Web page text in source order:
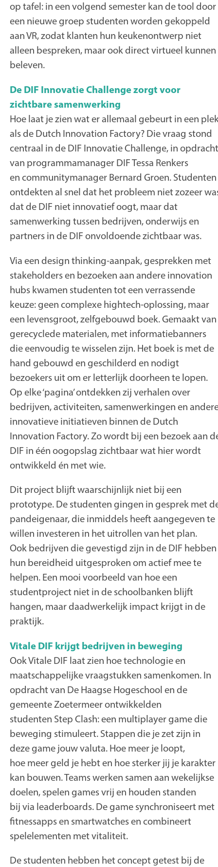
op tafel: in een volgend semester kan de tool door
een nieuwe groep studenten worden gekoppeld
aan VR, zodat klanten hun keukenontwerp niet
alleen bespreken, maar ook direct virtueel kunnen
beleven.
De DIF Innovatie Challenge zorgt voor
zichtbare samenwerking
Hoe laat je zien wat er allemaal gebeurt in een
als de Dutch Innovation Factory? Die vraag stond
centraal in de DIF Innovatie Challenge, in opdracht
van programmamanager DIF Tessa Renkers
en communitymanager Bernard Groen. Studenten
ontdekten al snel dat het probleem niet zozeer
dat de DIF niet innovatief oogt, maar dat
samenwerking tussen bedrijven, onderwijs en
partners in de DIF onvoldoende zichtbaar was.
Via een design thinking-aanpak, gesprekken met
stakeholders en bezoeken aan andere innovation
hubs kwamen studenten tot een verrassende
keuze: geen complexe hightech-oplossing, maar
een levensgroot, zelfgebouwd boek. Gemaakt van
gerecyclede materialen, met informatiebanners
die eenvoudig te wisselen zijn. Het boek is met de
hand gebouwd en geschilderd en nodigt
bezoekers uit om er letterlijk doorheen te lopen.
Op elke ‘pagina’ ontdekken zij verhalen over
bedrijven, activiteiten, samenwerkingen en
innovatieve initiatieven binnen de Dutch
Innovation Factory. Zo wordt bij een bezoek aan
DIF in één oogopslag zichtbaar wat hier wordt
ontwikkeld én met wie.
Dit project blijft waarschijnlijk niet bij een
prototype. De studenten gingen in gesprek met
pandeigenaar, die inmiddels heeft aangegeven te
willen investeren in het uitrollen van het plan.
Ook bedrijven die gevestigd zijn in de DIF hebben
hun bereidheid uitgesproken om actief mee te
helpen. Een mooi voorbeeld van hoe een
studentproject niet in de schoolbanken blijft
hangen, maar daadwerkelijk impact krijgt in de
praktijk.
Vitale DIF krijgt bedrijven in beweging
Ook Vitale DIF laat zien hoe technologie en
maatschappelijke vraagstukken samenkomen. In
opdracht van De Haagse Hogeschool en de
gemeente Zoetermeer ontwikkelden
studenten Step Clash: een multiplayer game die
beweging stimuleert. Stappen die je zet zijn in
deze game jouw valuta. Hoe meer je loopt,
hoe meer geld je hebt en hoe sterker jij je karakter
kan bouwen. Teams werken samen aan wekelijkse
doelen, spelen games vrij en houden standen
bij via leaderboards. De game synchroniseert met
fitnessapps en smartwatches en combineert
spelelementen met vitaliteit.
De studenten hebben het concept getest bij de